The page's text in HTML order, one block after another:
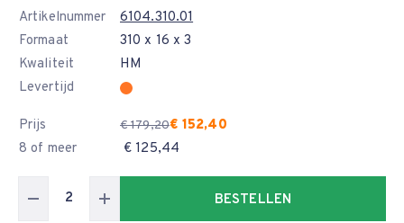
Artikelnummer
6104.310.01
Formaat
310 x 16 x 3
Kwaliteit
HM
Levertijd
Prijs € 179,20€ 152,40
8 of meer
€ 125,44
BESTELLEN